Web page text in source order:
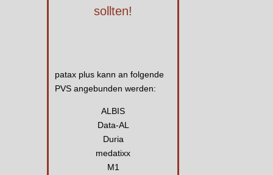
sollten!
patax plus kann an folgende
PVS angebunden werden:
ALBIS
Data-AL
Duria
medatixx
M1